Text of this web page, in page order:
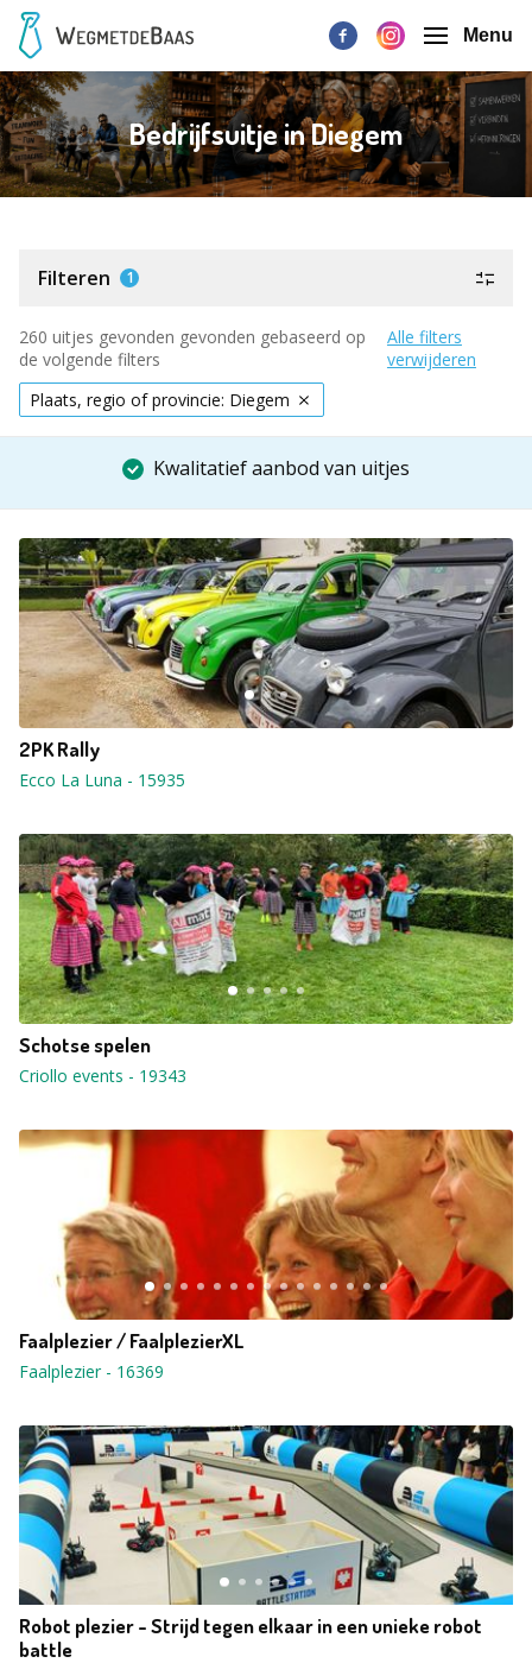
Menu
Bedrijfsuitje in Diegem
Filteren 1
260 uitjes gevonden gevonden gebaseerd op
de volgende filters
Alle filters
verwijderen
Plaats, regio of provincie: Diegem
Kwalitatief aanbod van uitjes
2PK Rally
Ecco La Luna - 15935
Schotse spelen
Criollo events - 19343
Faalplezier / FaalplezierXL
Faalplezier- 16369
Robot plezier - Strijd tegen elkaar in een unieke robot
battle